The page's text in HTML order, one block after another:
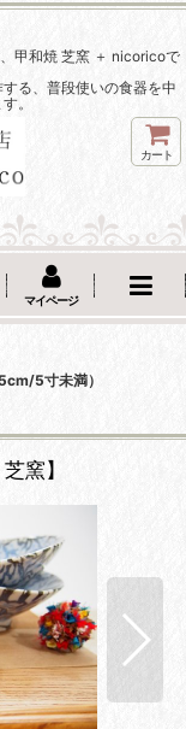
甲和焼 芝窯 ＋ nicoricoで
る、普段使いの食器を中
。
カート
マイページ
5寸未満）
窯】